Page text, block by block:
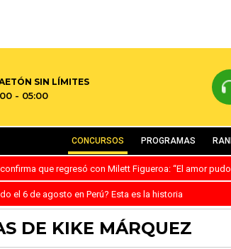
SIN LÍMITES
- 05:00
CONCURSOS PROGRAMAS
que regresó con Milett Figueroa: “El amor
el 6 de agosto en Perú? Esta es la historia
DE KIKE MÁRQUEZ